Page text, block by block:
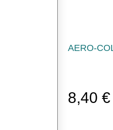
AERO-
8,40 €